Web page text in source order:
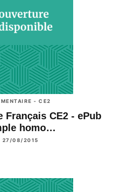
- CE2
Français CE2 - ePub
homo…
27/08/2015